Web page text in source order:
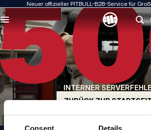
Consent Details
Neuer offizieller PITBULL-B2B-Service für
INTERNER
ZURÜCK ZUR
QUALITÄT HAT FÜR UNS PRIORITÄT
Unsere Kleidung fertigen wir mit Leidenschaft. Bei
Materialien und Liebe zum Detail machen wir keine
US ORIGIN
Unsere Wurzeln reichen zurück ins San Diego der
ist roh, authentisch und kompromisslos.
MARKE MIT CHARAKTER
Unsere Kollektionen werden von Sportlern,
Individualisten gewählt.
INFORMATIONEN